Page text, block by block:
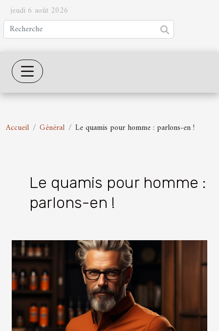
jeudi 6 août 2026
Accueil Général Le quamis pour homme : parlons-en !
Le quamis pour homme :
parlons-en !